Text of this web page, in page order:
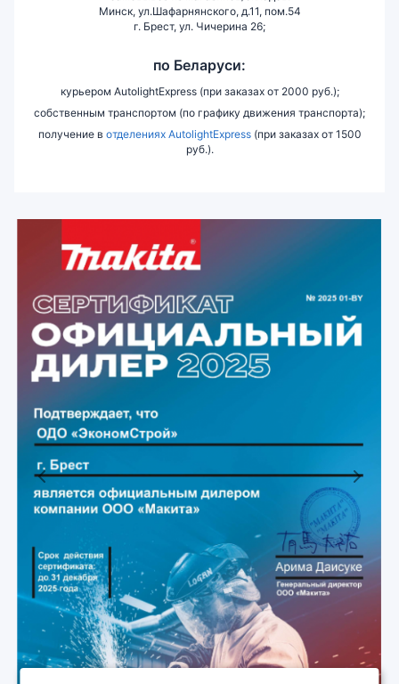
Минск, ул.Шафарнянского, д.11, пом.54
г. Брест, ул. Чичерина 26;
по Беларуси:
курьером AutolightExpress (при заказах от 2000 руб.);
собственным транспортом (по графику движения транспорта);
получение в отделениях AutolightExpress(при заказах от 1500
руб.).
Previous Next